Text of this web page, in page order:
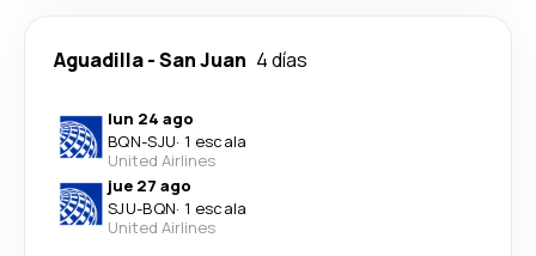
Aguadilla-San Juan 4 días
lun 24 ago
BQN-SJU· 1 escala
United Airlines
jue 27 ago
SJU-BQN· 1 escala
United Airlines